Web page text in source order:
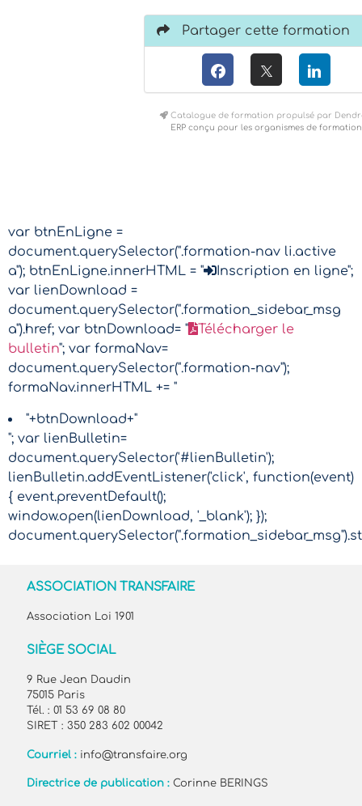
Partager cette formation
Catalogue de formation propulsé par
ERP conçu pour les organismes de formation
var btnEnLigne =
document.querySelector(".formation-nav li.active
a"); btnEnLigne.innerHTML = "
Inscription en ligne";
var lienDownload =
document.querySelector(".formation_sidebar_msg
a").href; var btnDownload= "
Télécharger le
bulletin"; var formaNav=
document.querySelector(".formation-nav");
formaNav.innerHTML += "
"+btnDownload+"
"; var lienBulletin=
document.querySelector('#lienBulletin');
lienBulletin.addEventListener('click', function(event)
{ event.preventDefault();
window.open(lienDownload, '_blank'); });
ASSOCIATION TRANSFAIRE
Association Loi 1901
SIÈGE SOCIAL
9 Rue Jean Daudin
75015 Paris
Tél. : 01 53 69 08 80
SIRET : 350 283 602 00042
Courriel : info@transfaire.org
Directrice de publication :Corinne BERINGS